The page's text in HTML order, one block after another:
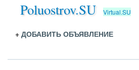
Poluostrov.SU Virtual.SU
+ ДОБАВИТЬ ОБЪЯВЛЕНИЕ